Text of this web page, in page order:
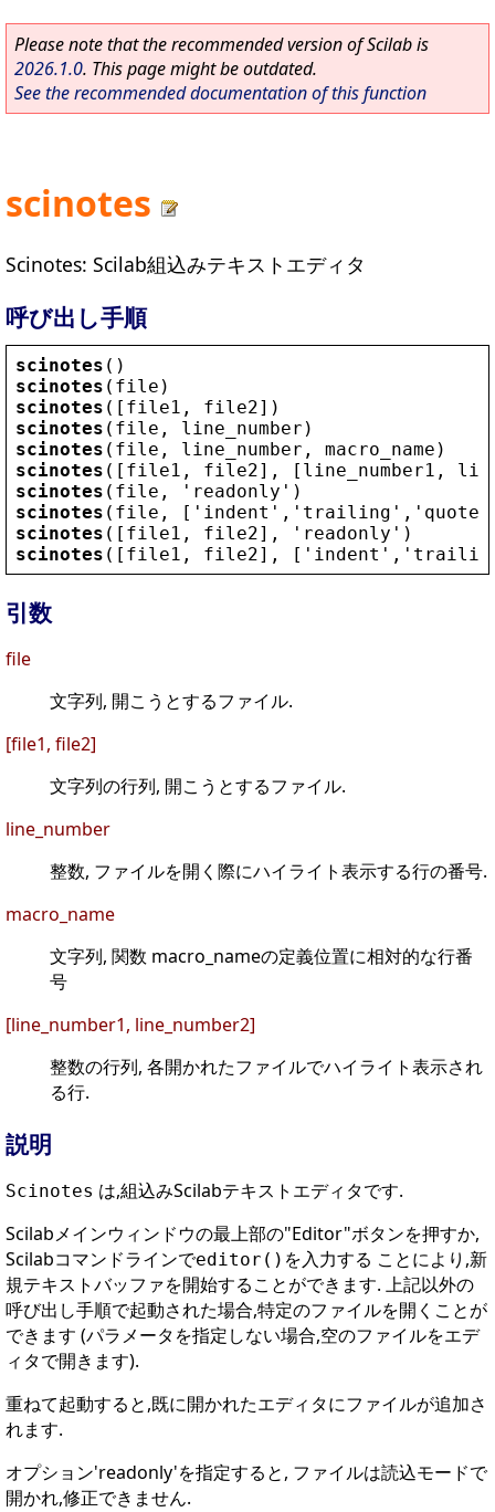
Please note that the recommended version of Scilab is
2026.1.0. This page might be outdated.
See the recommended documentation of this function
scinotes
Scinotes: Scilab組込みテキストエディタ
呼び出し手順
scinotes ()
scinotes ( file )
scinotes ([ file1 , file2])
scinotes ( file , line_number )
scinotes ( file , line_number , macro_name )
scinotes ([ file1 , file2], [ line_number1 ,
scinotes ( file , ' readonly ' )
scinotes ( file , [ ' indent ' , ' trailing ' , ' quote
scinotes ([ file1 , file2], ' readonly ' )
scinotes ([ file1 , file2], [ ' indent ' , '
引数
file
文字列, 開こうとするファイル.
[file1, file2]
文字列の行列, 開こうとするファイル.
line_number
整数, ファイルを開く際にハイライト表示する行の番号.
macro_name
文字列, 関数 macro_nameの定義位置に相対的な行番
号
[line_number1, line_number2]
整数の行列, 各開かれたファイルでハイライト表示され
る行.
説明
Scinotes は,組込みScilabテキストエディタです.
Scilabメインウィンドウの最上部の"Editor"ボタンを押すか,
Scilabコマンドラインでeditor() を入力する ことにより,新
規テキストバッファを開始することができます. 上記以外の
呼び出し手順で起動された場合,特定のファイルを開くことが
できます (パラメータを指定しない場合,空のファイルをエデ
ィタで開きます).
重ねて起動すると,既に開かれたエディタにファイルが追加さ
れます.
オプション'readonly'を指定すると, ファイルは読込モードで
開かれ,修正できません.